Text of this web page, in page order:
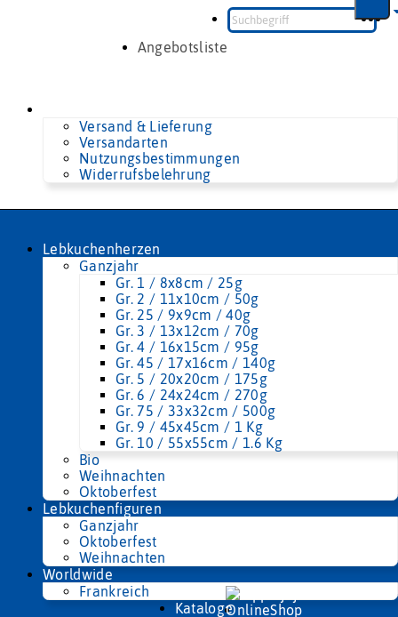
Angebotsliste
Versand & Lieferung
Versandarten
Nutzungsbestimmungen
Widerrufsbelehrung
Lebkuchenherzen
Ganzjahr
Gr. 1 / 8x8cm / 25g
Gr. 2 / 11x10cm / 50g
Gr. 25 / 9x9cm / 40g
Gr. 3 / 13x12cm / 70g
Gr. 4 / 16x15cm / 95g
Gr. 45 / 17x16cm / 140g
Gr. 5 / 20x20cm / 175g
Gr. 6 / 24x24cm / 270g
Gr. 75 / 33x32cm / 500g
Gr. 9 / 45x45cm / 1 Kg
Gr. 10 / 55x55cm / 1.6 Kg
Bio
Weihnachten
Oktoberfest
Lebkuchenfiguren
Ganzjahr
Oktoberfest
Weihnachten
Worldwide
Frankreich
Kataloge